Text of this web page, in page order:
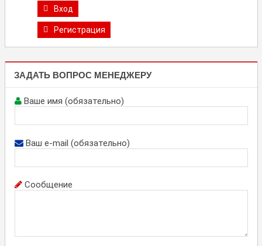
Вход
Регистрация
ЗАДАТЬ ВОПРОС МЕНЕДЖЕРУ
Ваше имя (обязательно)
Ваш e-mail (обязательно)
Сообщение